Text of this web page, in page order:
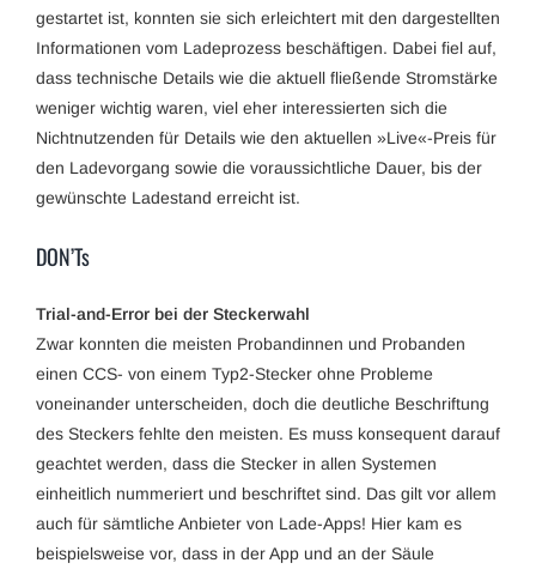
gestartet ist, konnten sie sich erleichtert mit den dargestellten
Informationen vom Ladeprozess beschäftigen. Dabei fiel auf,
dass technische Details wie die aktuell fließende Stromstärke
weniger wichtig waren, viel eher interessierten sich die
Nichtnutzenden für Details wie den aktuellen »Live«-Preis für
den Ladevorgang sowie die voraussichtliche Dauer, bis der
gewünschte Ladestand erreicht ist.
DON’Ts
Trial-and-Error bei der Steckerwahl
Zwar konnten die meisten Probandinnen und Probanden
einen CCS- von einem Typ2-Stecker ohne Probleme
voneinander unterscheiden, doch die deutliche Beschriftung
des Steckers fehlte den meisten. Es muss konsequent darauf
geachtet werden, dass die Stecker in allen Systemen
einheitlich nummeriert und beschriftet sind. Das gilt vor allem
auch für sämtliche Anbieter von Lade-Apps! Hier kam es
beispielsweise vor, dass in der App und an der Säule